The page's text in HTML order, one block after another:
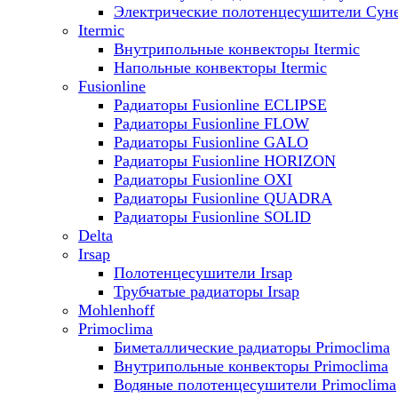
Электрические полотенцесушители
Itermic
Внутрипольные конвекторы Itermic
Напольные конвекторы Itermic
Fusionline
Радиаторы Fusionline ECLIPSE
Радиаторы Fusionline FLOW
Радиаторы Fusionline GALO
Радиаторы Fusionline HORIZON
Радиаторы Fusionline OXI
Радиаторы Fusionline QUADRA
Радиаторы Fusionline SOLID
Delta
Irsap
Полотенцесушители Irsap
Трубчатые радиаторы Irsap
Mohlenhoff
Primoclima
Биметаллические радиаторы Primoclima
Внутрипольные конвекторы Primoclima
Водяные полотенцесушители Primoclima